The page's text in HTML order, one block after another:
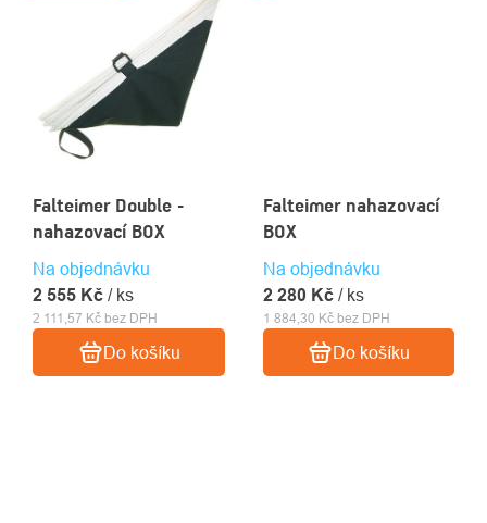
Falteimer Double -
nahazovací BOX
Na objednávku
2 111,57 Kč bez DPH
2 555 Kč / ks
Do košíku
Falteimer nahazovací
BOX
Na objednávku
1 884,30 Kč bez DPH
2 280 Kč / ks
Do košíku